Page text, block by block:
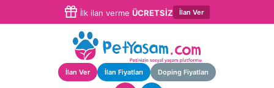
İlk ilan verme ÜCRETSİZ İlan Ver
İlan Ver İlan Fiyatları Doping Fiyatları